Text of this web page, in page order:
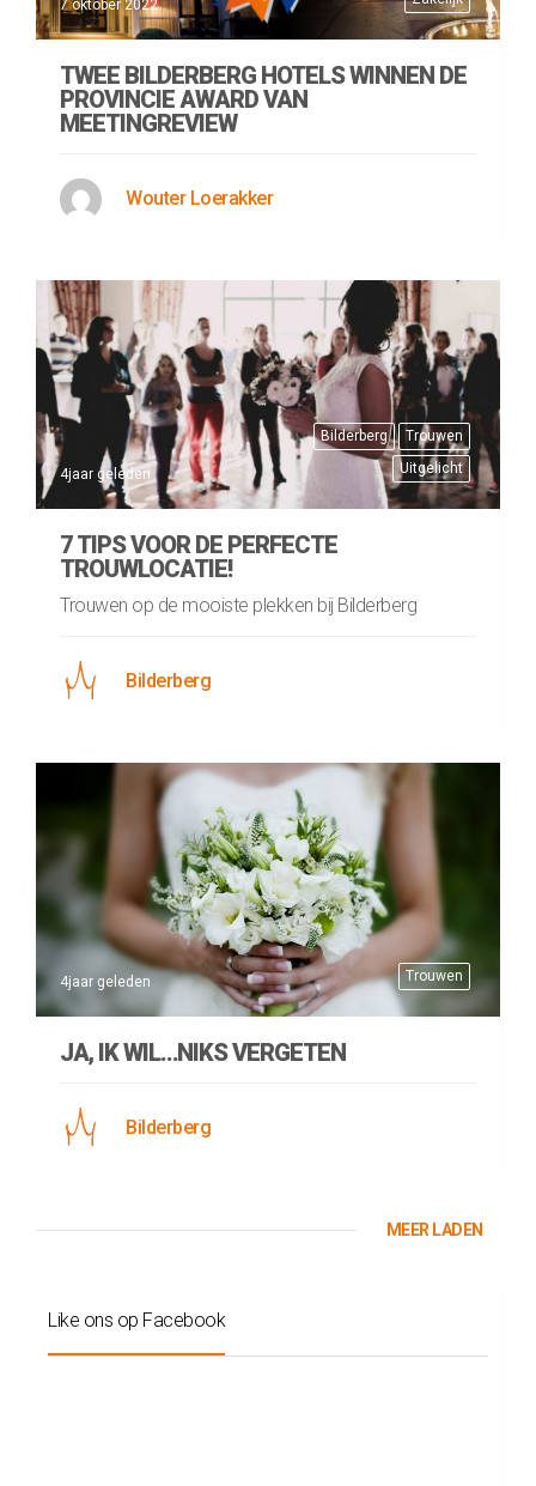
7 oktober 2022
TWEE BILDERBERG HOTELS WINNEN DE
PROVINCIE AWARD VAN
MEETINGREVIEW
Wouter Loerakker
Bilderberg
Trouwen
Uitgelicht
4jaar geleden
7 TIPS VOOR DE PERFECTE
TROUWLOCATIE!
Trouwen op de mooiste plekken bij Bilderberg
Bilderberg
Trouwen
4jaar geleden
JA, IK WIL…NIKS VERGETEN
Bilderberg
MEER LADEN
Like ons op Facebook